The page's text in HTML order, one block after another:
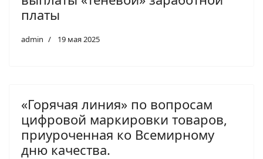
платы
admin 19 мая 2025
«Горячая линия» по вопросам
цифровой маркировки товаров,
приуроченная ко Всемирному
дню качества.